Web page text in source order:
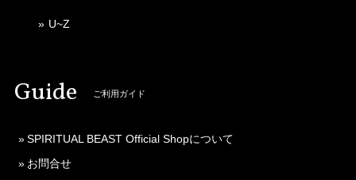
U~Z
Guide ご利用ガイド
SPIRITUAL BEAST Official Shopについて
お問合せ